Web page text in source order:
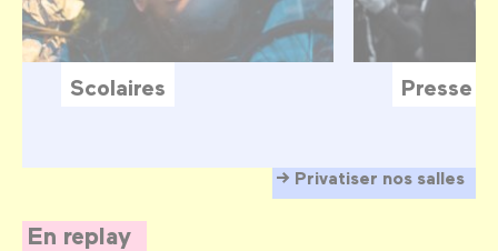
Privatiser nos salles
Scolaires Presse
En replay